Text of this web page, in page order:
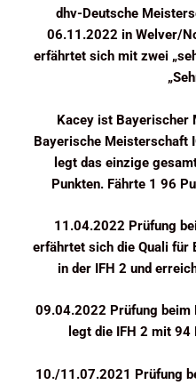
dhv-Deutsche
06.11.2022 in Welver/
erfährtet sich mit zwei
Kacey ist
Bayerische Meisterschaft
legt das einzige
Punkten. Fährte 1 96
11.04.2022 Prüfung
erfährtet sich die Quali für
in der IFH 2 und
09.04.2022 Prüfung beim
legt die IFH 2 mit 94
10./11.07.2021 Prüfung